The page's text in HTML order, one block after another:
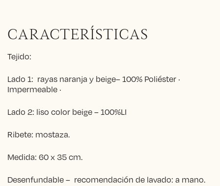
CARACTERÍSTICAS
Tejido:
Lado 1: rayas naranja y beige– 100% Poliéster ·
Impermeable ·
Lado 2: liso color beige – 100%LI
Ribete: mostaza.
Medida: 60 x 35 cm.
Desenfundable – recomendación de lavado: a mano.